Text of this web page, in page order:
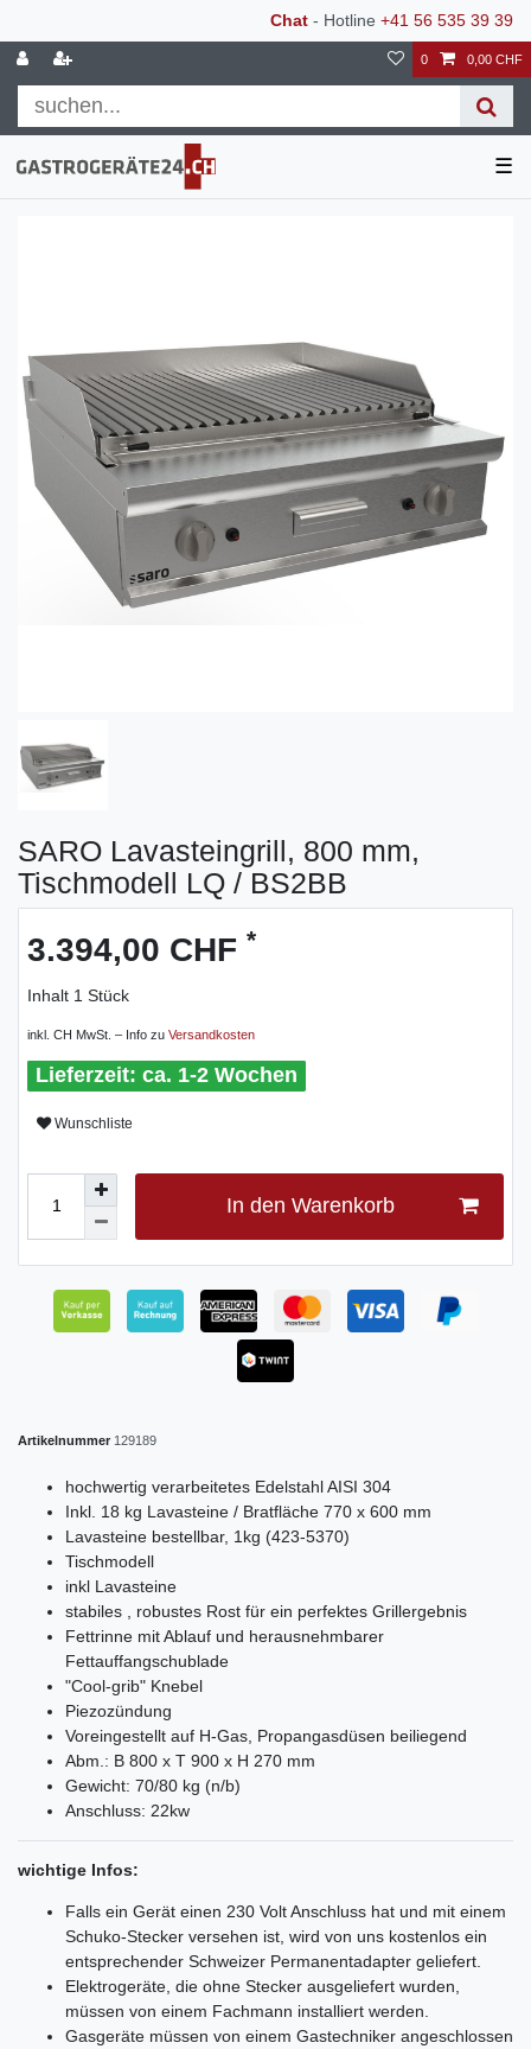
Chat - Hotline +41 56 535 39 39
0 0,00 CHF
☰
SARO Lavasteingrill, 800 mm,
Tischmodell LQ / BS2BB
3.394,00 CHF *
Inhalt 1 Stück
inkl. CH MwSt. – Info zu Versandkosten
ca. 1-2 Wochen
Wunschliste
In den Warenkorb
Artikelnummer 129189
hochwertig verarbeitetes Edelstahl AISI 304
Inkl. 18 kg Lavasteine / Bratfläche 770 x 600 mm
Lavasteine bestellbar, 1kg (423-5370)
Tischmodell
inkl Lavasteine
stabiles , robustes Rost für ein perfektes Grillergebnis
Fettrinne mit Ablauf und herausnehmbarer
Fettauffangschublade
"Cool-grib" Knebel
Piezozündung
Voreingestellt auf H-Gas, Propangasdüsen beiliegend
Abm.: B 800 x T 900 x H 270 mm
Gewicht: 70/80 kg (n/b)
Anschluss: 22kw
wichtige Infos:
Falls ein Gerät einen 230 Volt Anschluss hat und mit einem
Schuko-Stecker versehen ist, wird von uns kostenlos ein
entsprechender Schweizer Permanentadapter geliefert.
Elektrogeräte, die ohne Stecker ausgeliefert wurden,
müssen von einem Fachmann installiert werden.
Gasgeräte müssen von einem Gastechniker angeschlossen